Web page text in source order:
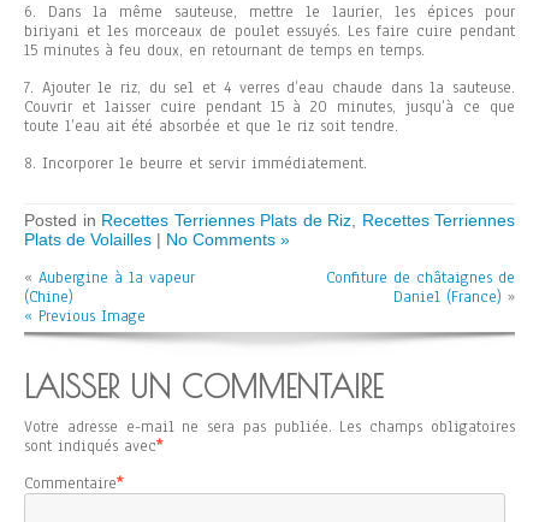
6. Dans la même sauteuse, mettre le laurier, les épices pour
biriyani et les morceaux de poulet essuyés. Les faire cuire pendant
15 minutes à feu doux, en retournant de temps en temps.
7. Ajouter le riz, du sel et 4 verres d’eau chaude dans la sauteuse.
Couvrir et laisser cuire pendant 15 à 20 minutes, jusqu’à ce que
toute l’eau ait été absorbée et que le riz soit tendre.
8. Incorporer le beurre et servir immédiatement.
Posted in Recettes Terriennes Plats de Riz
Recettes Terriennes
Plats de Volailles | No Comments »
« Aubergine à la vapeur
(Chine)
Confiture de châtaignes de
Daniel (France) »
« Previous Image
LAISSER UN COMMENTAIRE
Votre adresse e-mail ne sera pas publiée. Les champs obligatoires
sont indiqués avec*
Commentaire*